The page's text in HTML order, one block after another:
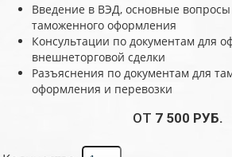
Введение в ВЭД, основные вопросы
таможенного оформления
Консультации по документам для
внешнеторговой сделки
Разъяснения по документам для
оформления и перевозки
ОТ 7 500 РУБ.